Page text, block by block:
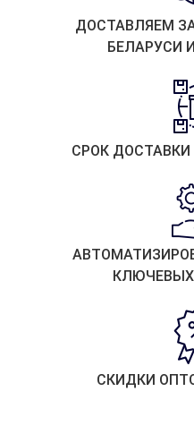
ДОСТАВЛЯЕМ
БЕЛАРУСИ
СРОК
СКИДКИ